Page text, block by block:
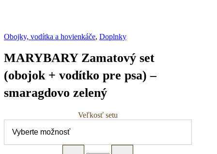
Obojky, vodítka a hovienkáče, Doplnky
MARYBARY Zamatový set
(obojok + vodítko pre psa) –
smaragdovo zelený
Veľkosť setu